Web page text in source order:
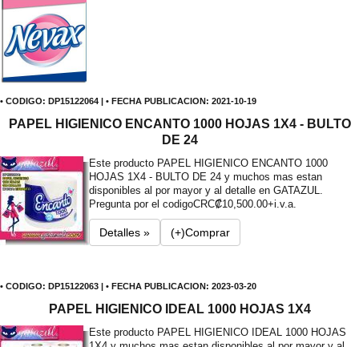
• CODIGO: DP15122064 | • FECHA PUBLICACION: 2021-10-19
PAPEL HIGIENICO ENCANTO 1000 HOJAS 1X4 - BULTO
DE 24
Este producto PAPEL HIGIENICO ENCANTO 1000
HOJAS 1X4 - BULTO DE 24 y muchos mas estan
disponibles al por mayor y al detalle en GATAZUL.
Pregunta por el codigoCRC₡10,500.00+i.v.a.
Detalles » (+)Comprar
• CODIGO: DP15122063 | • FECHA PUBLICACION: 2023-03-20
PAPEL HIGIENICO IDEAL 1000 HOJAS 1X4
Este producto PAPEL HIGIENICO IDEAL 1000 HOJAS